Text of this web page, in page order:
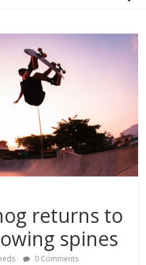
returns to
spines
0 Comments